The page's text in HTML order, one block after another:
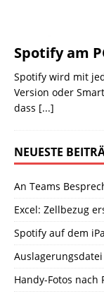
Spotify am
Spotify wird mit
Version oder
dass [...]
NEUESTE
An Teams
Excel: Zellbezug
Spotify auf dem
Handy-Fotos